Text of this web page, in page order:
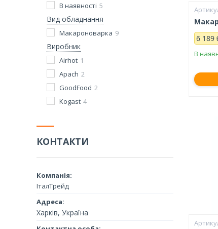
6 189
В
В наявності 5
Вид обладнання
Макароноварка 9
Виробник
Airhot 1
Apach 2
GoodFood 2
Kogast 4
КОНТАКТИ
ІталТрейд
Харків, Україна